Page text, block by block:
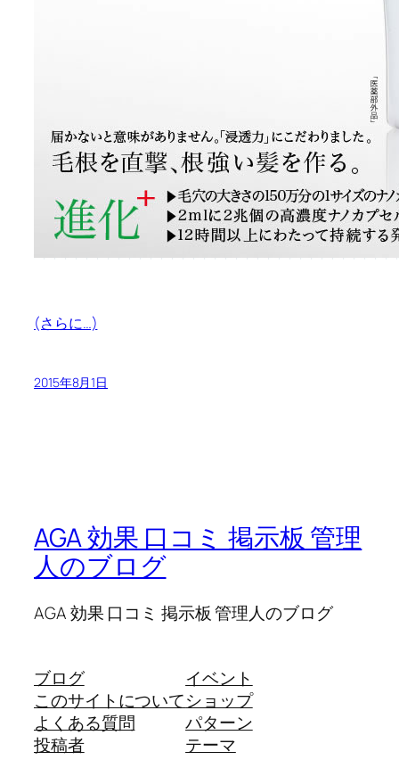
(さらに…)
2015年8月1日
AGA 効果 口コミ 掲示板 管理
人のブログ
AGA 効果 口コミ 掲示板 管理人のブログ
ブログ
このサイトについて
よくある質問
投稿者
イベント
ショップ
パターン
テーマ